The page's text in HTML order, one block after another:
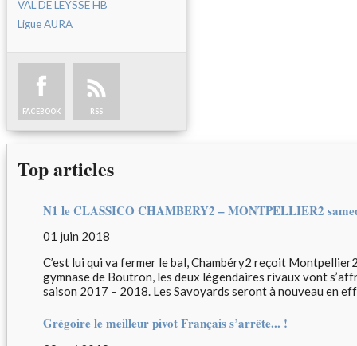
VAL DE LEYSSE HB
Ligue AURA
FACEBOOK RSS
Top articles
N1 le CLASSICO CHAMBERY2 – MONTPELLIER2
01 juin 2018
C’est lui qui va fermer le bal, Chambéry2 reçoit
gymnase de Boutron, les deux légendaires rivaux vont
saison 2017 – 2018. Les Savoyards seront à nouveau en
Grégoire le meilleur pivot Français s’arrête... !